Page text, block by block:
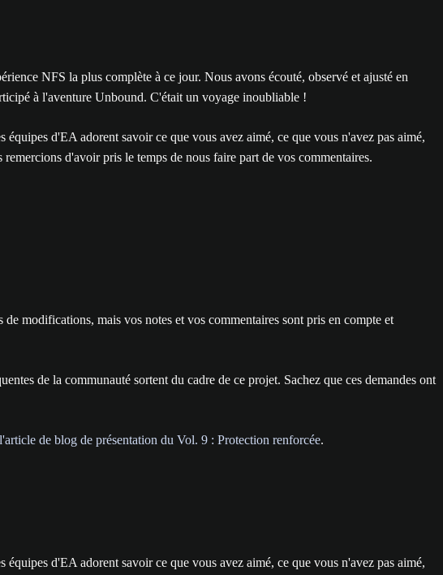
NFS la plus complète à ce jour. Nous avons écouté, observé et ajusté en
à l'aventure Unbound. C'était un voyage inoubliable !
d'EA adorent savoir ce que vous avez aimé, ce que vous n'avez pas aimé,
d'avoir pris le temps de nous faire part de vos commentaires.
modifications, mais vos notes et vos commentaires sont pris en compte et
de la communauté sortent du cadre de ce projet. Sachez que ces demandes ont
l'article de blog de présentation du Vol. 9 : Protection renforcée.
d'EA adorent savoir ce que vous avez aimé, ce que vous n'avez pas aimé,